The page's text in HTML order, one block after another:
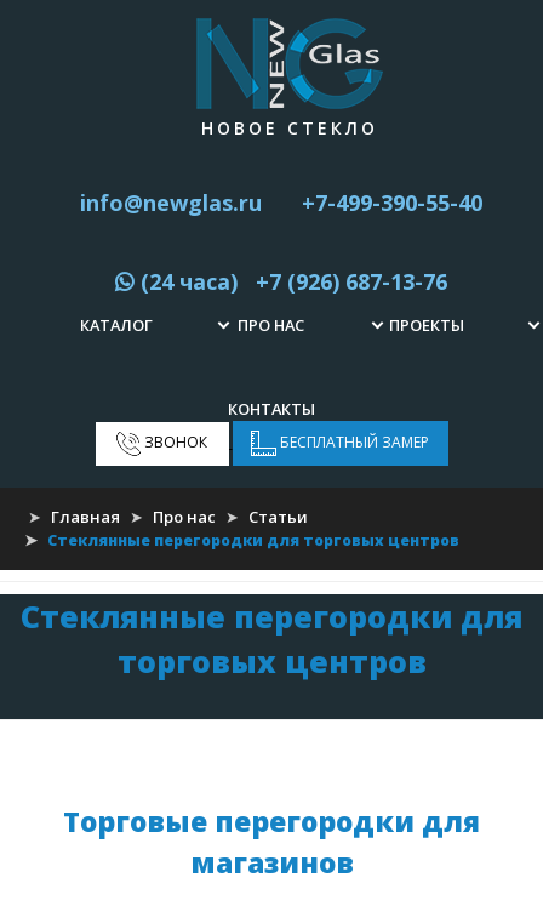
НОВОЕ СТЕКЛО
info@newglas.ru +7-499-390-55-40
(24 часа) +7 (926) 687-13-76
КАТАЛОГ
СТЕКЛЯННЫЕ
ДУШЕВЫЕ ИЗ
СТЕКЛЯННЫЙ
ОГРАЖДЕНИЯ
ПРО НАС
ОТЗЫВЫ
ПРОЕКТЫ
2014 ГОД
2015 ГОД
2016 ГОД
КОНТАКТЫ
ЗВОНОК БЕСПЛАТНЫЙ ЗАМЕР
Главная Про нас Статьи
Стеклянные перегородки для торговых центров
Стеклянные перегородки для
торговых центров
Торговые перегородки для
магазинов